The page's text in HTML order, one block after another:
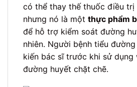
có thể thay thế thuốc điều trị
nhưng nó là một thực phẩm
để hỗ trợ kiểm soát đường
nhiên. Người bệnh tiểu
kiến bác sĩ trước khi sử dụng
đường huyết chặt chẽ.